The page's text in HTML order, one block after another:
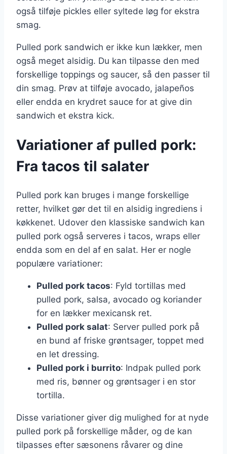
også tilføje pickles eller syltede løg for ekstra
smag.
Pulled pork sandwich er ikke kun lækker, men
også meget alsidig. Du kan tilpasse den med
forskellige toppings og saucer, så den passer til
din smag. Prøv at tilføje avocado, jalapeños
eller endda en krydret sauce for at give din
sandwich et ekstra kick.
Variationer af pulled pork:
Fra tacos til salater
Pulled pork kan bruges i mange forskellige
retter, hvilket gør det til en alsidig ingrediens i
køkkenet. Udover den klassiske sandwich kan
pulled pork også serveres i tacos, wraps eller
endda som en del af en salat. Her er nogle
populære variationer:
Pulled pork tacos: Fyld tortillas med
pulled pork, salsa, avocado og koriander
for en lækker mexicansk ret.
Pulled pork salat: Server pulled pork på
en bund af friske grøntsager, toppet med
en let dressing.
Pulled pork i burrito: Indpak pulled pork
med ris, bønner og grøntsager i en stor
tortilla.
Disse variationer giver dig mulighed for at nyde
pulled pork på forskellige måder, og de kan
tilpasses efter sæsonens råvarer og dine